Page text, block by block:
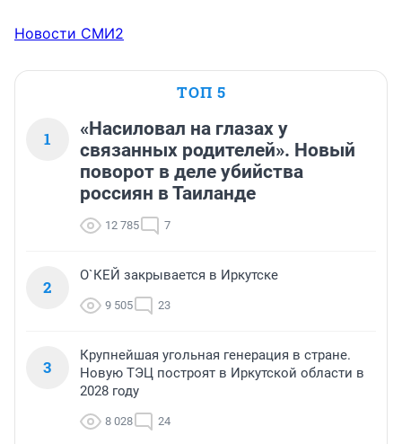
Новости СМИ2
ТОП 5
1
«Насиловал на глазах у
связанных родителей». Новый
поворот в деле убийства
россиян в Таиланде
12 785 7
2
О`КЕЙ закрывается в Иркутске
9 505 23
3
Крупнейшая угольная генерация в стране.
Новую ТЭЦ построят в Иркутской области в
2028 году
8 028 24